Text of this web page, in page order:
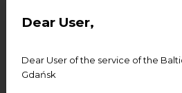
Dear User,
Dear User of the service of the
Gdańsk
Wrzesień 2025